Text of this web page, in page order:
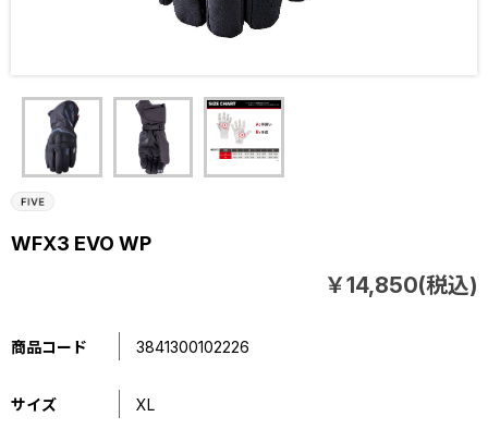
WFX3 EVO WP
￥14,850(税込)
商品コード 3841300102226
サイズ XL